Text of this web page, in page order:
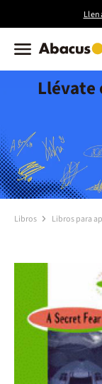
Llévate
Libros Libros para